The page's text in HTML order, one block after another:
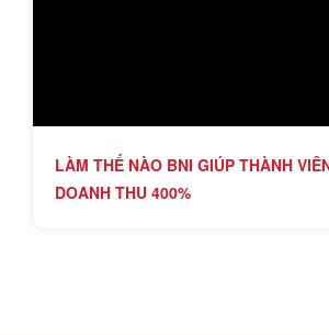
LÀM THẾ NÀO BNI GIÚP THÀNH
DOANH THU 400%